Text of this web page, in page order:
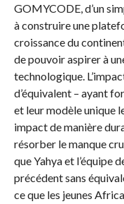
GOMYCODE, d’un
à construire une
croissance du
de pouvoir aspirer à
technologique.
d’équivalent – ayant
et leur modèle unique
impact de manière
résorber le manque
que Yahya et l’équipe
précédent sans
ce que les jeunes